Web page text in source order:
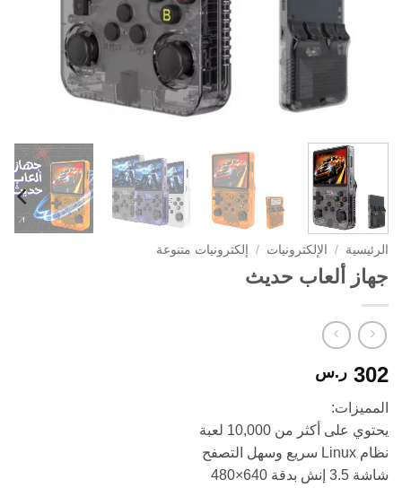
الرئيسية / الإلكترونيات / إلكترونيات متنوعة
جهاز ألعاب حديث
302 ر.س
المميزات:
يحتوي على أكثر من 10,000 لعبة
نظام Linux سريع وسهل التصفح
شاشة 3.5 إنش بدقة 640×480